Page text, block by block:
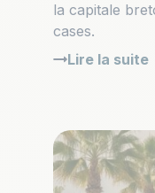
la capitale
cases.
Lire la suite